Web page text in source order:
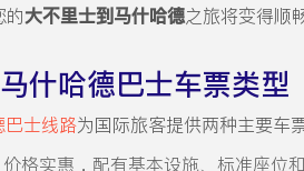
的大不里士到马什哈德之旅将变得顺
什哈德巴士车票类型
巴士线路为国际旅客提供两种主要车
价格实惠，配有基本设施、标准座位